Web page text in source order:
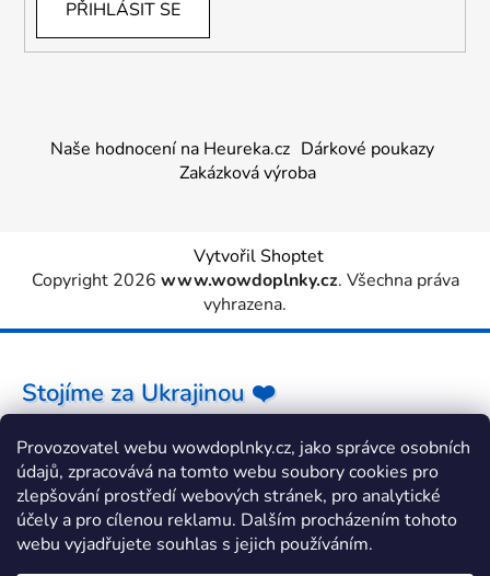
Provozovatel webu wowdoplnky.cz, jako správce osobních
údajů, zpracovává na tomto webu soubory cookies pro
zlepšování prostředí webových stránek, pro analytické
účely a pro cílenou reklamu. Dalším procházením tohoto
webu vyjadřujete souhlas s jejich používáním.
PŘIHLÁSIT SE
Naše hodnocení na Heureka.cz Dárkové poukazy
Zakázková výroba
Vytvořil Shoptet
Copyright 2026 www.wowdoplnky.cz. Všechna práva
vyhrazena.
Stojíme za Ukrajinou ❤️
Jak a čím pomoci »